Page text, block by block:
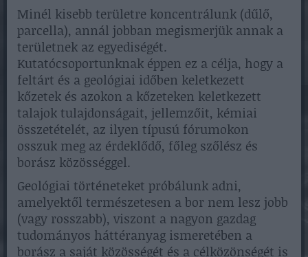
Minél kisebb területre koncentrálunk (dűlő,
parcella), annál jobban megismerjük annak a
területnek az egyediségét.
Kutatócsoportunknak éppen ez a célja, hogy a
feltárt és a geológiai időben keletkezett
kőzetek és azokon a kőzeteken keletkezett
talajok tulajdonságait, jellemzőit, kémiai
összetételét, az ilyen típusú fórumokon
osszuk meg az érdeklődő, főleg szőlész és
borász közösséggel.
Geológiai történeteket próbálunk adni,
amelyektől természetesen a bor nem lesz jobb
(vagy rosszabb), viszont a nagyon gazdag
tudományos háttéranyag ismeretében a
borász a saját közösségét és a célközönségét is